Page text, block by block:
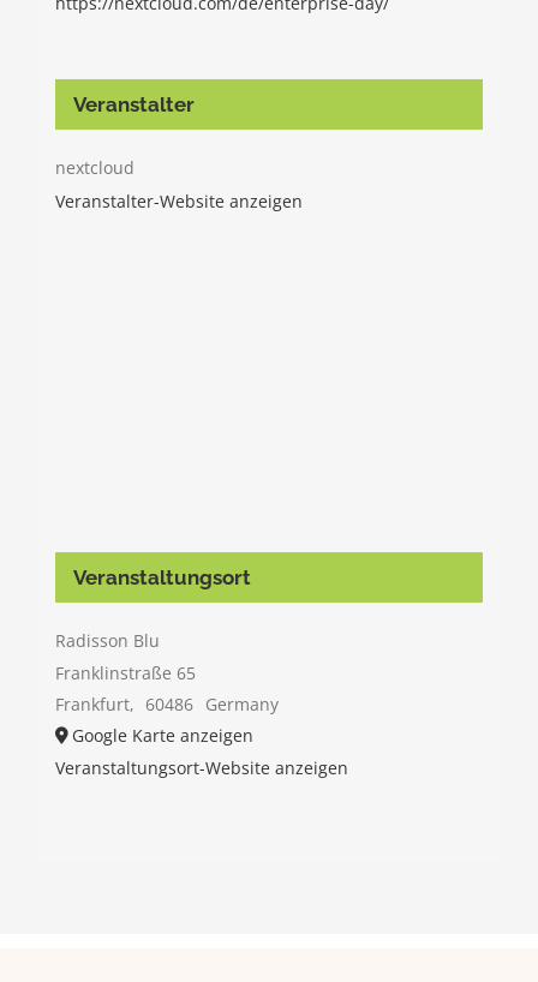
Veranstalter
nextcloud
Veranstalter-Website anzeigen
Veranstaltungsort
Radisson Blu
Franklinstraße 65
Frankfurt, 60486 Germany
Google Karte anzeigen
Veranstaltungsort-Website anzeigen